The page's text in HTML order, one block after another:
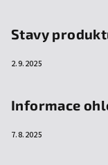
Stavy
2.9.2025
Informace
7.8.2025